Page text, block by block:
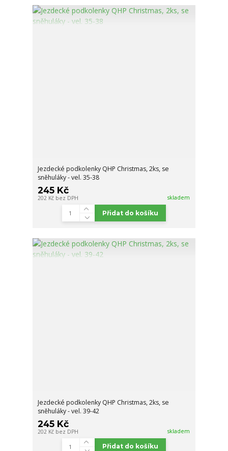
Jezdecké podkolenky QHP Christmas, 2ks, se
sněhuláky - vel. 35-38
245 Kč
202 Kč bez DPH skladem
Přidat do košíku
Jezdecké podkolenky QHP Christmas, 2ks, se
sněhuláky - vel. 39-42
245 Kč
202 Kč bez DPH skladem
Přidat do košíku